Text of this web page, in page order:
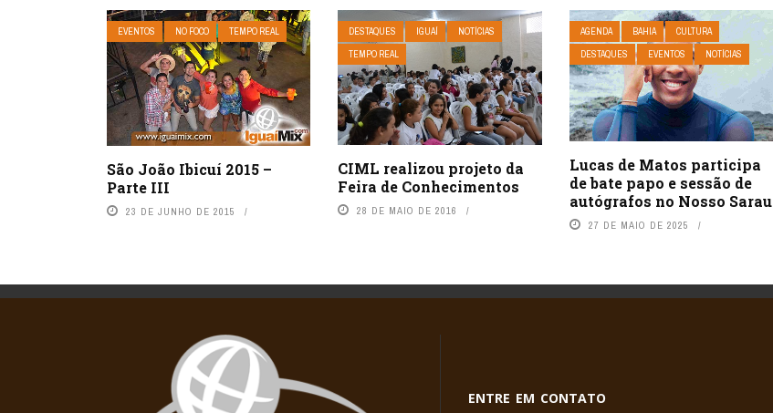
EVENTOS NO FOCO TEMPO REAL
São João Ibicuí 2015 –
Parte III
23 DE JUNHO DE 2015
DESTAQUES IGUAÍ
NOTÍCIAS
TEMPO REAL
CIML realizou projeto da
Feira de Conhecimentos
28 DE MAIO DE 2016
AGENDA BAHIA
CULTURA
DESTAQUES
EVENTOS NOTÍCIAS
Lucas de Matos participa
de bate papo e sessão de
autógrafos no Nosso Sarau
27 DE MAIO DE 2025
ENTRE EM CONTATO